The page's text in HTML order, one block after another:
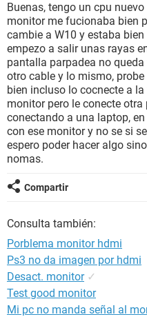
Buenas, tengo un cpu
monitor me fucionaba bien
cambie a W10 y estaba
empezo a salir unas rayas
pantalla parpadea no
otro cable y lo mismo,
bien incluso lo cocnecte a
monitor pero le conecte
conectando a una laptop,
con ese monitor y no se si
espero poder hacer algo
nomas.
Compartir
Consulta también:
Porblema monitor hdmi
Ps3 no da imagen por hdmi
Desact. monitor ✓
Test good monitor
Mi pc no manda señal al